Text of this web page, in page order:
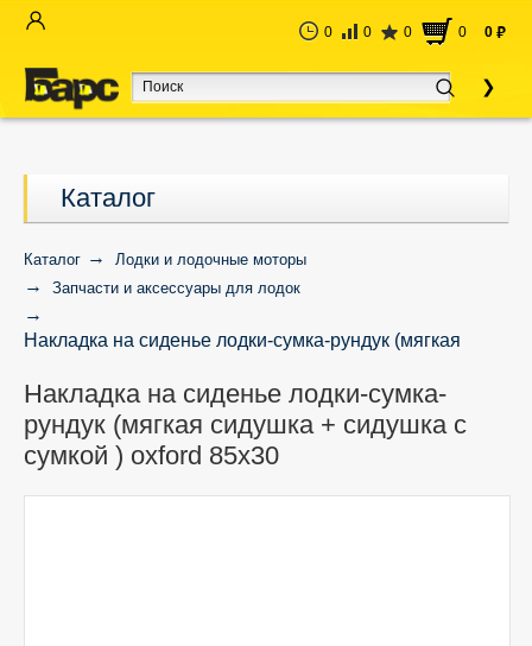
0 0 0 0 0 руб
Каталог
Каталог
Лодки и лодочные моторы
Запчасти и аксессуары для лодок
Накладка на сиденье лодки-сумка-рундук (мягкая
Накладка на сиденье лодки-сумка-
рундук (мягкая сидушка + сидушка с
сумкой ) oxford 85х30